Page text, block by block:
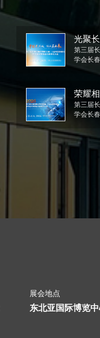
光聚
光博
球光
第三届
学会长
亚国际...
荣耀
决赛
第三届
学会长
展会地点
东北亚国际博览